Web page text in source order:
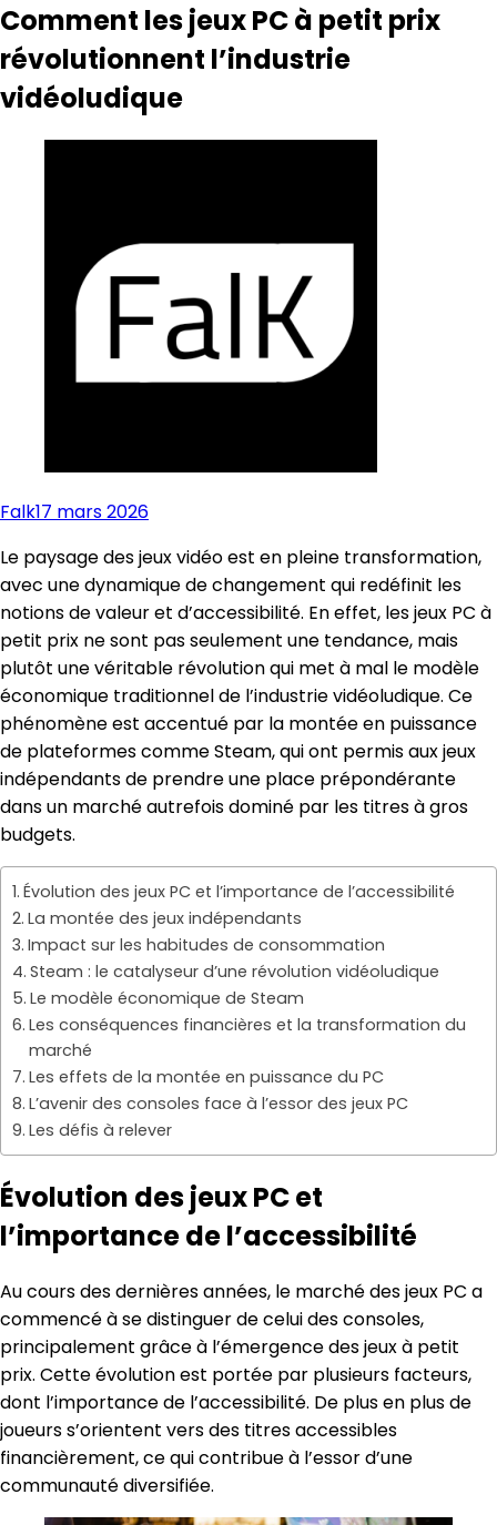
Comment les jeux PC à petit prix
révolutionnent l’industrie
vidéoludique
Falk17 mars 2026
Le paysage des jeux vidéo est en pleine transformation,
avec une dynamique de changement qui redéfinit les
notions de valeur et d’accessibilité. En effet, les jeux PC à
petit prix ne sont pas seulement une tendance, mais
plutôt une véritable révolution qui met à mal le modèle
économique traditionnel de l’industrie vidéoludique. Ce
phénomène est accentué par la montée en puissance
de plateformes comme Steam, qui ont permis aux jeux
indépendants de prendre une place prépondérante
dans un marché autrefois dominé par les titres à gros
budgets.
Évolution des jeux PC et l’importance de l’accessibilité
La montée des jeux indépendants
Impact sur les habitudes de consommation
Steam : le catalyseur d’une révolution vidéoludique
Le modèle économique de Steam
Les conséquences financières et la transformation du
marché
Les effets de la montée en puissance du PC
L’avenir des consoles face à l’essor des jeux PC
Les défis à relever
Évolution des jeux PC et
l’importance de l’accessibilité
Au cours des dernières années, le marché des jeux PC a
commencé à se distinguer de celui des consoles,
principalement grâce à l’émergence des jeux à petit
prix. Cette évolution est portée par plusieurs facteurs,
dont l’importance de l’accessibilité. De plus en plus de
joueurs s’orientent vers des titres accessibles
financièrement, ce qui contribue à l’essor d’une
communauté diversifiée.